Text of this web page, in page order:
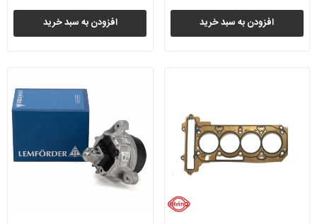
افزودن به سبد خرید افزودن به سبد خرید